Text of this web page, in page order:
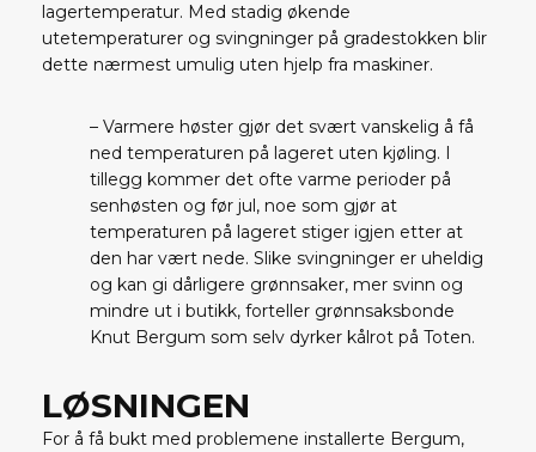
lagertemperatur. Med stadig økende
utetemperaturer og svingninger på gradestokken blir
dette nærmest umulig uten hjelp fra maskiner.
– Varmere høster gjør det svært vanskelig å få
ned temperaturen på lageret uten kjøling. I
tillegg kommer det ofte varme perioder på
senhøsten og før jul, noe som gjør at
temperaturen på lageret stiger igjen etter at
den har vært nede. Slike svingninger er uheldig
og kan gi dårligere grønnsaker, mer svinn og
mindre ut i butikk, forteller grønnsaksbonde
Knut Bergum som selv dyrker kålrot på Toten.
LØSNINGEN
For å få bukt med problemene installerte Bergum,